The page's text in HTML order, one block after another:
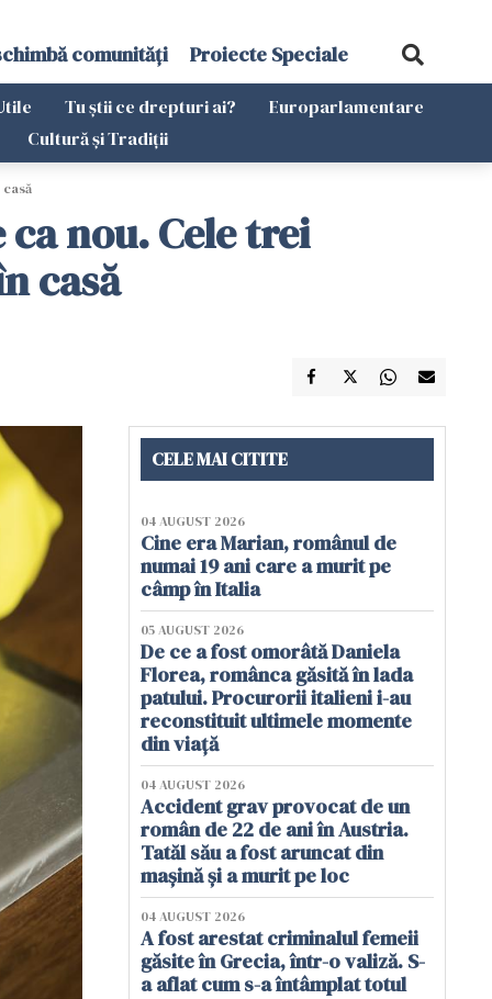
comunități Proiecte Speciale
Tu știi ce drepturi ai?
Europarlamentare
Cultură și Tradiții
nou. Cele trei
casă
CELE MAI CITITE
04 AUGUST 2026
Cine era Marian, românul de
numai 19 ani care a murit pe
câmp în Italia
05 AUGUST 2026
De ce a fost omorâtă Daniela
Florea, românca găsită în lada
patului. Procurorii italieni i-au
reconstituit ultimele momente
din viață
04 AUGUST 2026
Accident grav provocat de un
român de 22 de ani în Austria.
Tatăl său a fost aruncat din
mașină și a murit pe loc
04 AUGUST 2026
A fost arestat criminalul femeii
găsite în Grecia, într-o valiză. S-
a aflat cum s-a întâmplat totul